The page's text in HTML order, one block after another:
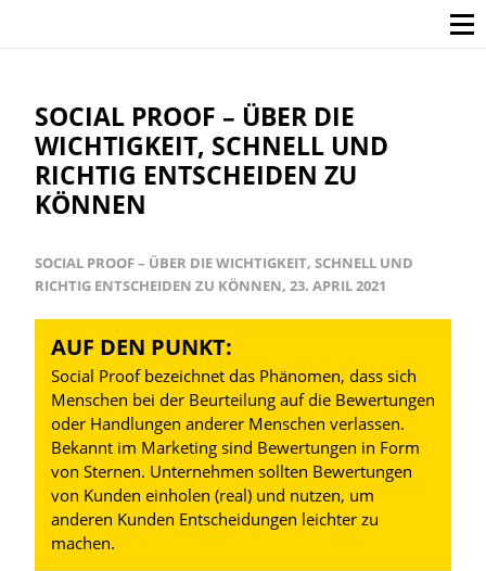
SOCIAL PROOF – ÜBER DIE
WICHTIGKEIT, SCHNELL UND
RICHTIG ENTSCHEIDEN ZU
KÖNNEN
SOCIAL PROOF – ÜBER DIE WICHTIGKEIT, SCHNELL UND
RICHTIG ENTSCHEIDEN ZU KÖNNEN, 23. APRIL 2021
AUF DEN PUNKT:
Social Proof bezeichnet das Phänomen, dass sich
Menschen bei der Beurteilung auf die Bewertungen
oder Handlungen anderer Menschen verlassen.
Bekannt im Marketing sind Bewertungen in Form
von Sternen. Unternehmen sollten Bewertungen
von Kunden einholen (real) und nutzen, um
anderen Kunden Entscheidungen leichter zu
machen.